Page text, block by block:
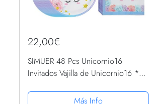
22,00€
SIMUER 48 Pcs Unicornio16
Invitados Vajilla de Unicornio16 *
* Tazas de Papel para Accesorio de
Más Info